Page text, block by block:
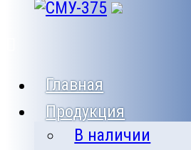
Главная
Продукция
В наличии